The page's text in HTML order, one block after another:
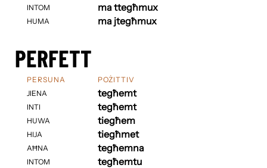
INTOM
HUMA
ma ttegħmux
ma jtegħmux
PERFETT
PERSUNA
JIENA
INTI
HUWA
HIJA
AĦNA
INTOM
POŻITTIV
tegħemt
tegħemt
tiegħem
tiegħmet
tegħemna
tegħemtu